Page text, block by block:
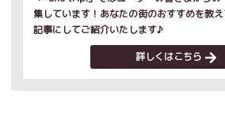
集しています！あなたの街のおすすめを教
記事にしてご紹介いたします♪
詳しくはこちら